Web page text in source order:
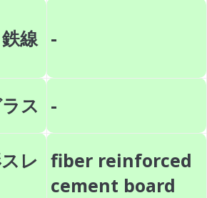
線 -
ス -
レ fiber reinforced
cement board